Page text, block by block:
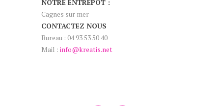
NOTRE ENTREPÔT :
Cagnes sur mer
CONTACTEZ NOUS
Bureau : 04 93 53 50 40
Mail : info@kreatis.net